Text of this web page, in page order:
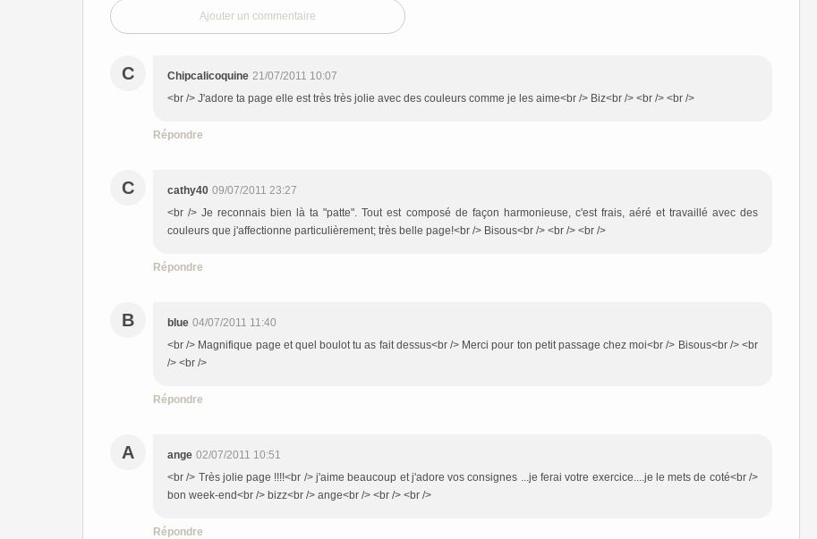
Ajouter un commentaire
C Chipcalicoquine 21/07/2011 10:07
<br /> J'adore ta page elle est très très jolie avec des couleurs comme je les aime<br /> Biz<br /> <br /> <br />
Répondre
C cathy40 09/07/2011 23:27
<br /> Je reconnais bien là ta "patte". Tout est composé de façon harmonieuse, c'est frais, aéré et travaillé avec des
couleurs que j'affectionne particulièrement; très belle page!<br /> Bisous<br /> <br /> <br />
Répondre
B blue 04/07/2011 11:40
<br /> Magnifique page et quel boulot tu as fait dessus<br /> Merci pour ton petit passage chez moi<br /> Bisous<br /> <br
/> <br />
Répondre
A ange 02/07/2011 10:51
<br /> Très jolie page !!!!<br /> j'aime beaucoup et j'adore vos consignes ...je ferai votre exercice....je le mets de coté<br />
bon week-end<br /> bizz<br /> ange<br /> <br /> <br />
Répondre